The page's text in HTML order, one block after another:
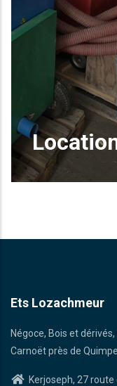
Insuffleuse /
Ets Lozachmeur
Négoce, Bois et
Carnoët près de
Kerjoseph, 27